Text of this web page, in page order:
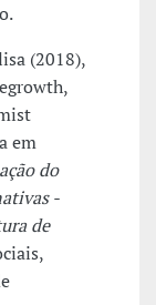
(2018),
em
do
-
de